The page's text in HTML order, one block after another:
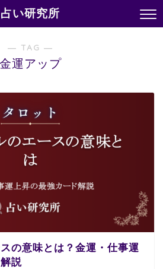
占い研究所
― TAG ―
金運アップ
の意味とは？金運・仕事運
説